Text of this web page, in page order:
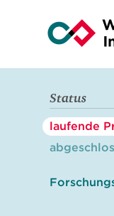
Status
laufende